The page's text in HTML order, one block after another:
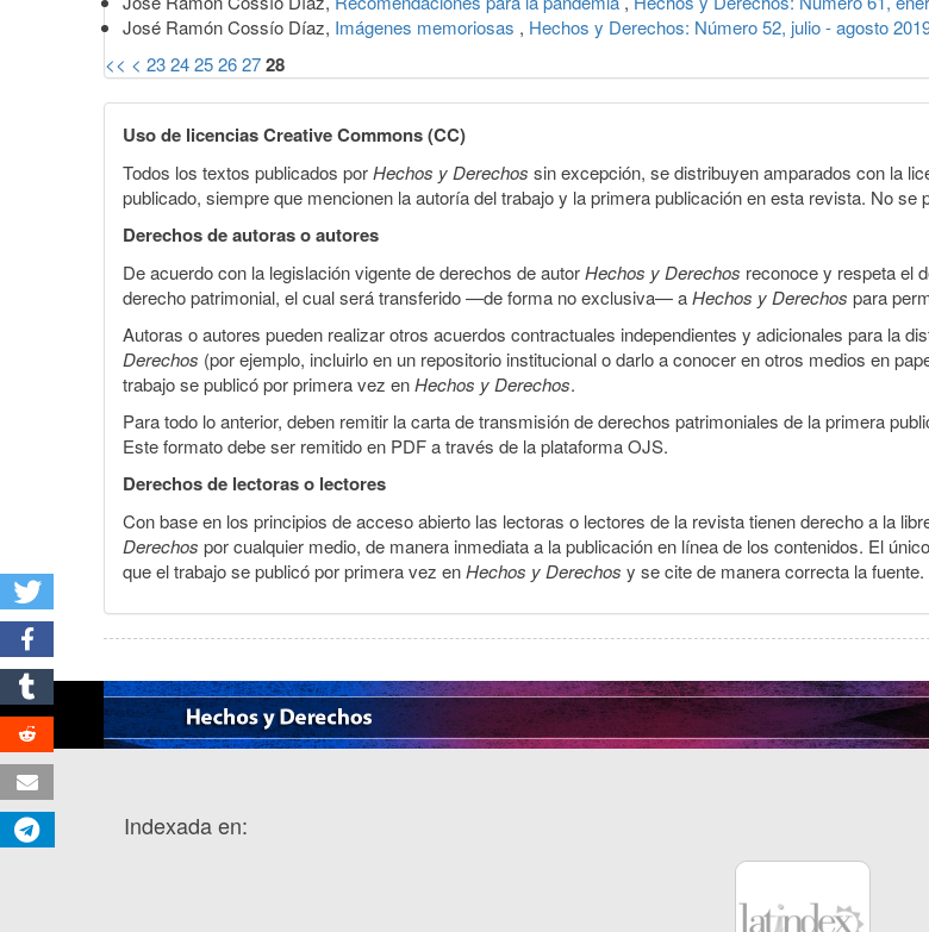
José Ramón Cossío Díaz, Imágenes memoriosas , Hechos y Derechos: Número 52, julio - agosto
<< < 232425262728
Uso de licencias Creative Commons (CC)
Todos los textos publicados porHechos y Derechos sin excepción, se distribuyen amparados con la
publicado, siempre que mencionen la autoría del trabajo y la primera publicación en esta revista. No
Derechos de autoras o autores
De acuerdo con la legislación vigente de derechos de autorHechos y Derechos reconoce y respeta el
derecho patrimonial, el cual será transferido —de forma no exclusiva— aHechos y Derechos para
Autoras o autores pueden realizar otros acuerdos contractuales independientes y adicionales para la
Derechos (por ejemplo, incluirlo en un repositorio institucional o darlo a conocer en otros medios en
trabajo se publicó por primera vez enHechos y Derechos.
Para todo lo anterior, deben remitir la carta de transmisión de derechos patrimoniales de la primera
Este formato debe ser remitido en PDF a través de la plataforma OJS.
Derechos de lectoras o lectores
Con base en los principios de acceso abierto las lectoras o lectores de la revista tienen derecho a la
Derechos por cualquier medio, de manera inmediata a la publicación en línea de los contenidos. El
que el trabajo se publicó por primera vez enHechos y Derechos y se cite de manera correcta la fuente.
Indexada en: